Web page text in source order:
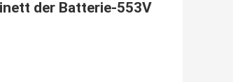
der Batterie-553V